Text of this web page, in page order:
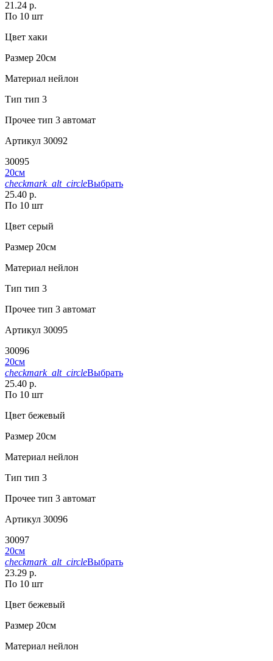
21.24 р.
По 10 шт
Цвет хаки
Размер 20см
Материал нейлон
Тип тип 3
Прочее тип 3 автомат
Артикул 30092
30095
20см
checkmark_alt_circleВыбрать
25.40 р.
По 10 шт
Цвет серый
Размер 20см
Материал нейлон
Тип тип 3
Прочее тип 3 автомат
Артикул 30095
30096
20см
checkmark_alt_circleВыбрать
25.40 р.
По 10 шт
Цвет бежевый
Размер 20см
Материал нейлон
Тип тип 3
Прочее тип 3 автомат
Артикул 30096
30097
20см
checkmark_alt_circleВыбрать
23.29 р.
По 10 шт
Цвет бежевый
Размер 20см
Материал нейлон